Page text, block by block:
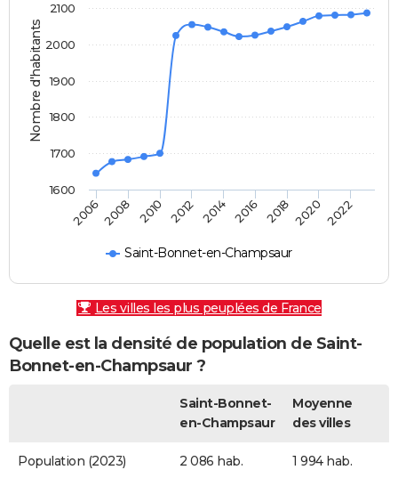
Nombre d'habitants
Saint-Bonnet-en-Champsaur
20062008 2010 2012 2014 2016 2018 2020 2022
1600
1700
1800
1900
2000
2100
Les villes les plus peuplées de France
Quelle est la densité de population de Saint-
Bonnet-en-Champsaur ?
Saint-Bonnet-
en-Champsaur
Moyenne
des villes
Population (2023) 2 086 hab. 1 994 hab.